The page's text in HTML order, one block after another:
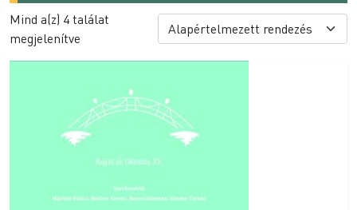
Mind a(z) 4 találat
megjelenítve